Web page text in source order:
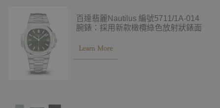
百達翡麗Nautilus 編號5711/1A-014
腕錶：採用新款橄欖綠色放射狀錶面
Learn More